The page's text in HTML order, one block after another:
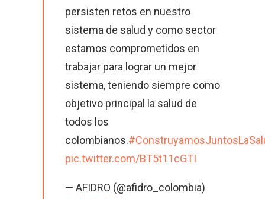
persisten retos en nuestro
sistema de salud y como sector
estamos comprometidos en
trabajar para lograr un mejor
sistema, teniendo siempre como
objetivo principal la salud de
todos los
colombianos.
pic.twitter.com/BT5t11cGTI
— AFIDRO (@afidro_colombia)